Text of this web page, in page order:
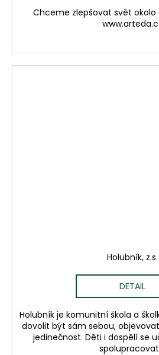
Chceme zlepšovat svět
Holubník, z.s.
DETAIL
Holubník je komunitní škola a
dovolit být sám sebou,
jedinečnost. Děti i dospělí se